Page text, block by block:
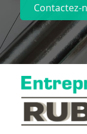
Contactez-